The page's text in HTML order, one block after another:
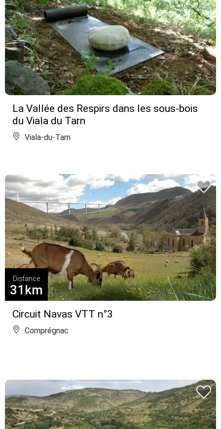
La Vallée des Respirs dans les sous-bois
du Viala du Tarn
Viala-du-Tarn
Circuit Navas VTT n°3
Distance
31km
Comprégnac